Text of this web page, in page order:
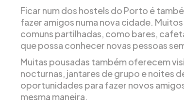
Ficar num dos hostels do Porto é
fazer amigos numa nova cidade.
comuns partilhadas, como bares,
que possa conhecer novas pessoas
Muitas pousadas também oferecem
nocturnas, jantares de grupo e noites
oportunidades para fazer novos
mesma maneira.